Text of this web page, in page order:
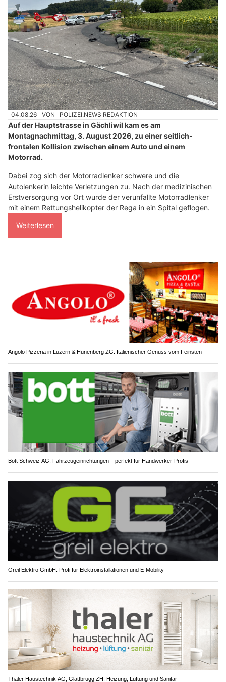
04.08.26 VON POLIZEI.NEWS REDAKTION
Auf der Hauptstrasse in Gächliwil kam es am
Montagnachmittag, 3. August 2026, zu einer seitlich-
frontalen Kollision zwischen einem Auto und einem
Motorrad.
Dabei zog sich der Motorradlenker schwere und die
Autolenkerin leichte Verletzungen zu. Nach der medizinischen
Erstversorgung vor Ort wurde der verunfallte Motorradlenker
mit einem Rettungshelikopter der Rega in ein Spital geflogen.
Weiterlesen
Angolo Pizzeria in Luzern & Hünenberg ZG: Italienischer Genuss vom Feinsten
Bott Schweiz AG: Fahrzeugeinrichtungen – perfekt für Handwerker-Profis
Greil Elektro GmbH: Profi für Elektroinstallationen und E-Mobility
Thaler Haustechnik AG, Glattbrugg ZH: Heizung, Lüftung und Sanitär